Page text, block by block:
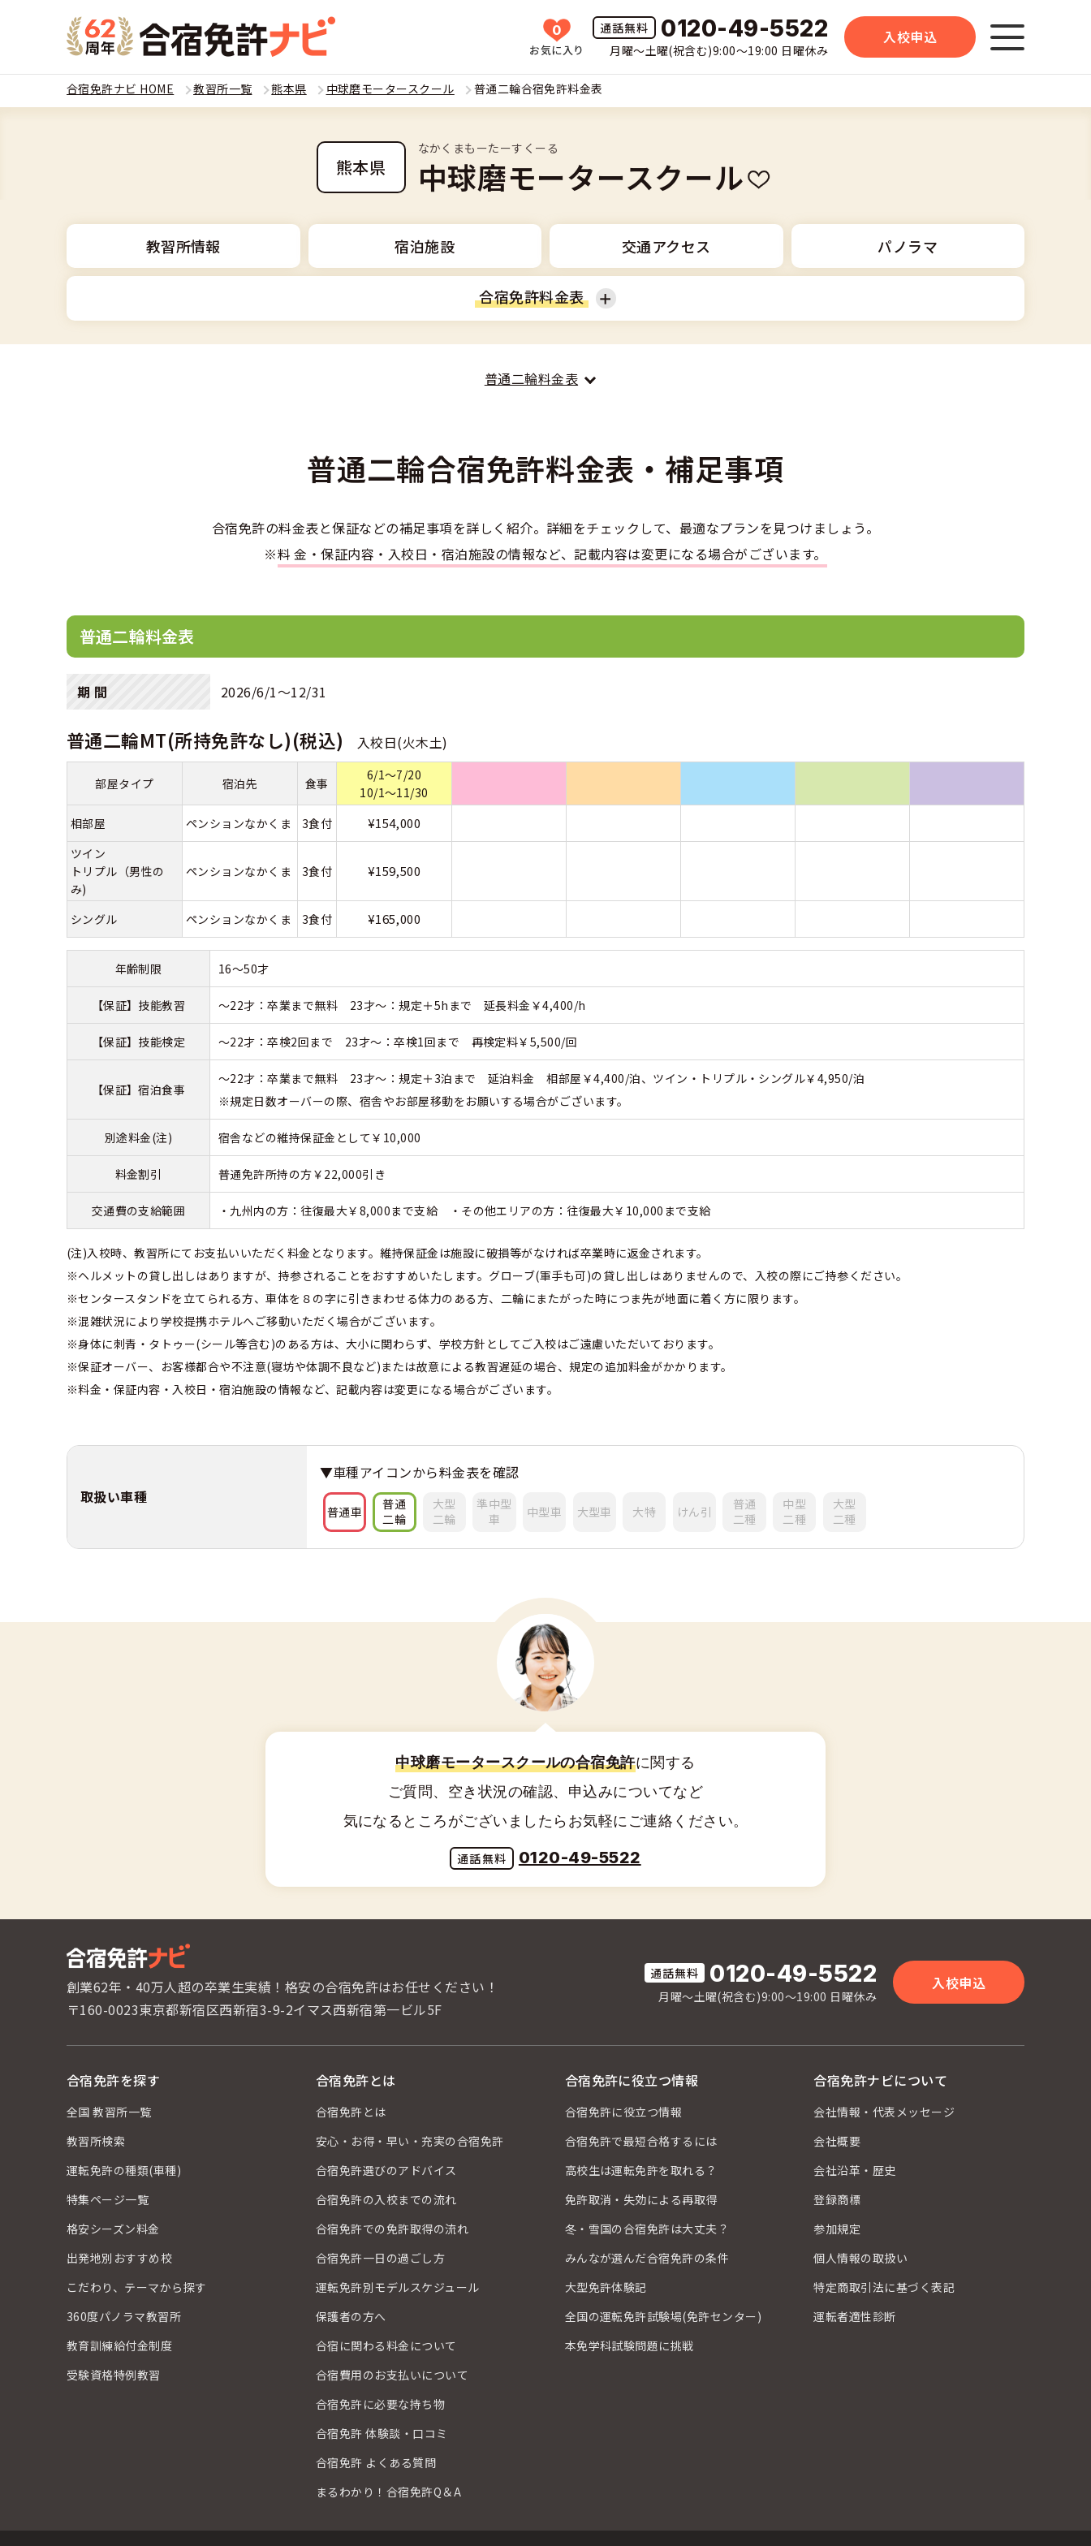
0
お気に入り
0120-49-5522
月曜〜土曜(祝含む)9:00〜19:00 日曜休み
入校申込
教習所一覧
運転免許の種類(車種)を選ぶ
普通車
大型車
けん引
中型二種
合宿免許を探す
教習所検索
運転免許の種類(車種)
こだわり、テーマから探す
360度パノラマ教習所
教育訓練給付金制度
合宿免許とは
安心・お得・早い・充実の合宿免許
合宿免許一日の過ごし方
運転免許別モデルスケジュール
保護者の方へ
合宿免許に必要な持ち物
合宿免許 よくある質問
まるわかり！合宿免許Q＆A
免許取消・失効による再取得
みんなが選んだ合宿免許の条件
大型免許体験記
全国の運転免許試験場(免許センター)
会社沿革・歴史
個人情報の取扱い
特定商取引法に基づく表示
0120-49-5522
合宿免許ナビ HOME 教習所一覧 熊本県 中球磨モータースクール 普通二輪合宿免許料金表
熊本県
なかくまもーたーすくーる
中球磨モータースクール
教習所情報 宿泊施設 交通アクセス パノラマ
合宿免許料金表
普通二輪料金表
普通二輪合宿免許料金表・補足事項
合宿免許の料金表と保証などの補足事項を詳しく紹介。詳細をチェックして、最適なプランを見つけましょう。
※
料金・保証内容・入校日・宿泊施設の情報など、記載内容は変更になる場合がございます。
普通二輪料金表
期 間 2026/6/1〜12/31
普通二輪MT(所持免許なし)(税込) 入校日(火木土)
部屋タイプ 宿泊先 食事
6/1～7/20
10/1～11/30
相部屋
ペンションなかくま 3食付 ¥154,000
ツイン
トリプル（男性の
み)
ペンションなかくま 3食付 ¥159,500
シングル ペンションなかくま 3食付 ¥165,000
年齢制限 16～50才
【保証】技能教習 ～22才：卒業まで無料 23才～：規定＋5hまで 延長料金￥4,400/h
【保証】技能検定 ～22才：卒検2回まで 23才～：卒検1回まで 再検定料￥5,500/回
【保証】宿泊食事
～22才：卒業まで無料 23才～：規定＋3泊まで 延泊料金 相部屋￥4,400/泊、ツイン・トリプル・シングル￥4,950/泊
※規定日数オーバーの際、宿舎やお部屋移動をお願いする場合がございます。
別途料金(注) 宿舎などの維持保証金として￥10,000
料金割引 普通免許所持の方￥22,000引き
交通費の支給範囲 ・九州内の方：往復最大￥8,000まで支給 ・その他エリアの方：往復最大￥10,000まで支給
(注)入校時、教習所にてお支払いいただく料金となります。維持保証金は施設に破損等がなければ卒業時に返金されます。
※ヘルメットの貸し出しはありますが、持参されることをおすすめいたします。グローブ(軍手も可)の貸し出しはありませんので、入校の際にご持参ください。
※センタースタンドを立てられる方、車体を８の字に引きまわせる体力のある方、二輪にまたがった時につま先が地面に着く方に限ります。
※混雑状況により学校提携ホテルへご移動いただく場合がございます。
※身体に刺青・タトゥー(シール等含む)のある方は、大小に関わらず、学校方針としてご入校はご遠慮いただいております。
※保証オーバー、お客様都合や不注意(寝坊や体調不良など)または故意による教習遅延の場合、規定の追加料金がかかります。
※料金・保証内容・入校日・宿泊施設の情報など、記載内容は変更になる場合がございます。
取扱い車種
▼車種アイコンから料金表を確認
普通車
普通
二輪
大型
二輪
準中型
車
中型車 大型車 大特 けん引
普通
二種
中型
二種
大型
二種
中球磨モータースクールの合宿免許に関する
ご質問、空き状況の確認、申込みについてなど
気になるところがございましたらお気軽にご連絡ください。
0120-49-5522
創業62年・40万人超の卒業生実績！ 格安の合宿免許はお任せください！
〒160-0023東京都新宿区西新宿3-9-2イマス西新宿第一ビル5F
0120-49-5522
月曜〜土曜(祝含む)9:00〜19:00 日曜休み
入校申込
合宿免許を探す
全国 教習所一覧
教習所検索
運転免許の種類(車種)
特集ページ一覧
格安シーズン料金
出発地別おすすめ校
こだわり、テーマから探す
360度パノラマ教習所
教育訓練給付金制度
受験資格特例教習
合宿免許とは
合宿免許とは
安心・お得・早い・充実の合宿免許
合宿免許選びのアドバイス
合宿免許の入校までの流れ
合宿免許での免許取得の流れ
合宿免許一日の過ごし方
運転免許別モデルスケジュール
保護者の方へ
合宿に関わる料金について
合宿費用のお支払いについて
合宿免許に必要な持ち物
合宿免許 体験談・口コミ
合宿免許 よくある質問
まるわかり！合宿免許Q＆A
合宿免許に役立つ情報
合宿免許に役立つ情報
合宿免許で最短合格するには
高校生は運転免許を取れる？
免許取消・失効による再取得
冬・雪国の合宿免許は大丈夫？
みんなが選んだ合宿免許の条件
大型免許体験記
全国の運転免許試験場(免許センター)
本免学科試験問題に挑戦
合宿免許ナビについて
会社情報・代表メッセージ
会社概要
会社沿革・歴史
登録商標
参加規定
個人情報の取扱い
特定商取引法に基づく表記
運転者適性診断